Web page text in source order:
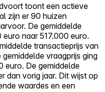
toont een actieve
zijn er 90 huizen
De gemiddelde
naar 517.000 euro.
transactieprijs van
vraagprijs ging
De gemiddelde
dan vorig jaar. Dit wijst op
waardes en een